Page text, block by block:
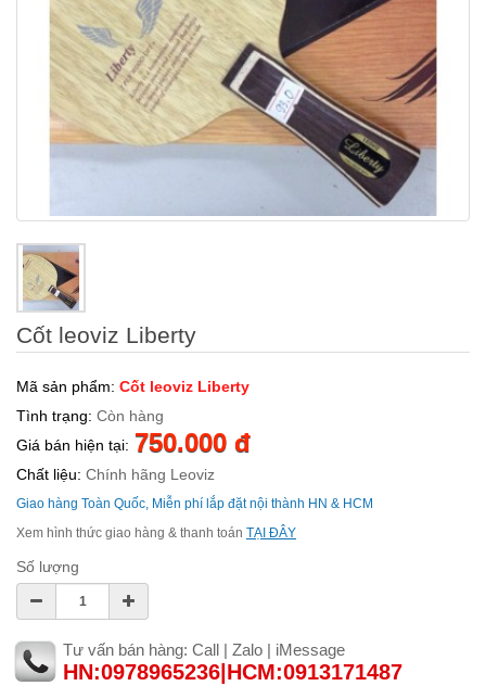
Cốt leoviz Liberty
Mã sản phẩm: Cốt leoviz Liberty
Tình trạng: Còn hàng
Giá bán hiện tại: 750.000 đ
Chất liệu: Chính hãng Leoviz
Giao hàng Toàn Quốc, Miễn phí lắp đặt nội thành HN & HCM
Xem hình thức giao hàng & thanh toán TẠI ĐÂY
Số lượng
Tư vấn bán hàng: Call | Zalo | iMessage
HN:0978965236|HCM:0913171487